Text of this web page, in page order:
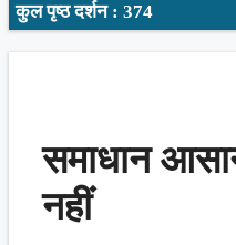
कुल पृष्ठ दर्शन : 374
समाधान
नहीं